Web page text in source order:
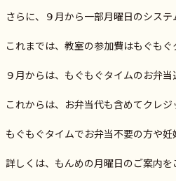
さらに、９月から一部月曜日のシステ
これまでは、教室の参加費はもぐも
９月からは、もぐもぐタイムのお弁当
これからは、お弁当代も含めてクレ
もぐもぐタイムでお弁当不要の方や妊
詳しくは、もんめの月曜日のご案内を